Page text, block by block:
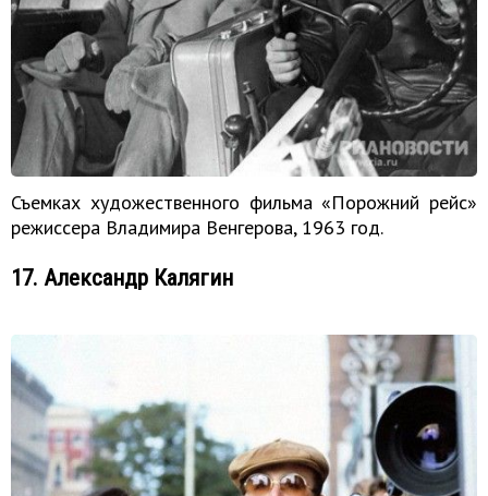
Съемках художественного фильма «Порожний рейс»
режиссера Владимира Венгерова, 1963 год.
17. Александр Калягин